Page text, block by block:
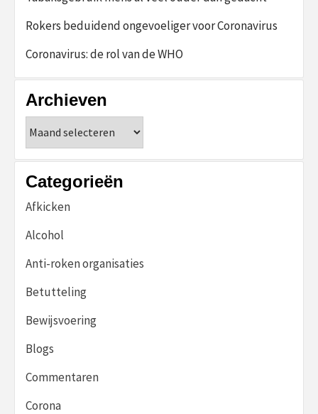
Rokers beduidend ongevoeliger voor Coronavirus
Coronavirus: de rol van de WHO
Archieven
Categorieën
Afkicken
Alcohol
Anti-roken organisaties
Betutteling
Bewijsvoering
Blogs
Commentaren
Corona